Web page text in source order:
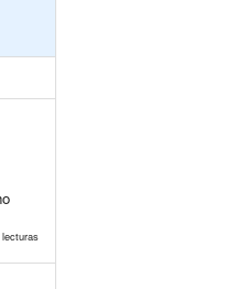
lecturas